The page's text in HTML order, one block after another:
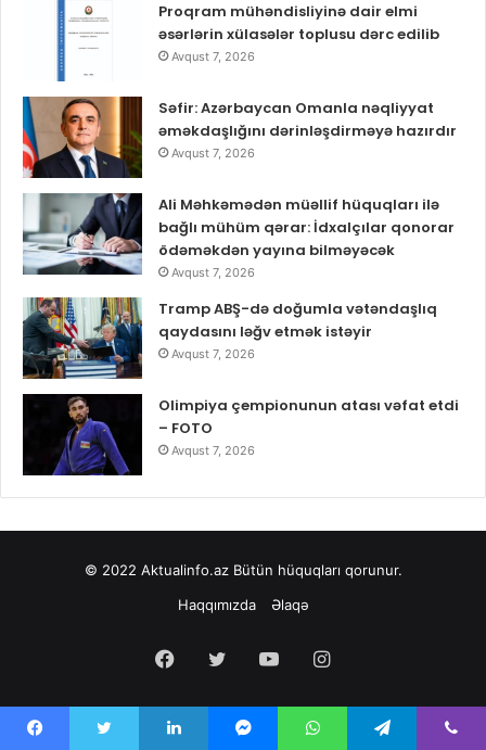
Proqram mühəndisliyinə dair elmi
əsərlərin xülasələr toplusu dərc edilib
Avqust 7, 2026
Səfir: Azərbaycan Omanla nəqliyyat
əməkdaşlığını dərinləşdirməyə hazırdır
Avqust 7, 2026
Ali Məhkəmədən müəllif hüquqları ilə
bağlı mühüm qərar: İdxalçılar qonorar
ödəməkdən yayına bilməyəcək
Avqust 7, 2026
Tramp ABŞ-də doğumla vətəndaşlıq
qaydasını ləğv etmək istəyir
Avqust 7, 2026
Olimpiya çempionunun atası vəfat etdi
– FOTO
Avqust 7, 2026
© 2022 Aktualinfo.azBütün hüquqları qorunur.
Haqqımızda
Əlaqə
Facebook
Twitter YouTubeInstagram